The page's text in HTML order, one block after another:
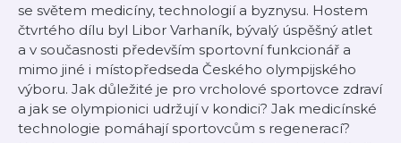
se světem medicíny, technologií a byznysu. Hostem
čtvrtého dílu byl Libor Varhaník, bývalý úspěšný atlet
a v současnosti především sportovní funkcionář a
mimo jiné i místopředseda Českého olympijského
výboru. Jak důležité je pro vrcholové sportovce zdraví
a jak se olympionici udržují v kondici? Jak medicínské
technologie pomáhají sportovcům s regenerací?